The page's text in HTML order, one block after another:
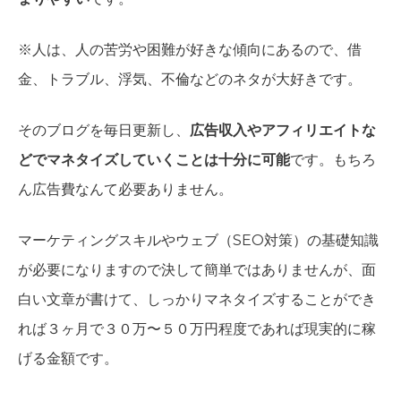
※人は、人の苦労や困難が好きな傾向にあるので、借
金、トラブル、浮気、不倫などのネタが大好きです。
そのブログを毎日更新し、 広告収入やアフィリエイトな
どでマネタイズしていくことは十分に可能です。もちろ
ん広告費なんて必要ありません。
マーケティングスキルやウェブ（SEO対策）の基礎知識
が必要になりますので決して簡単ではありませんが、面
白い文章が書けて、しっかりマネタイズすることができ
れば３ヶ月で３０万〜５０万円程度であれば現実的に稼
げる金額です。